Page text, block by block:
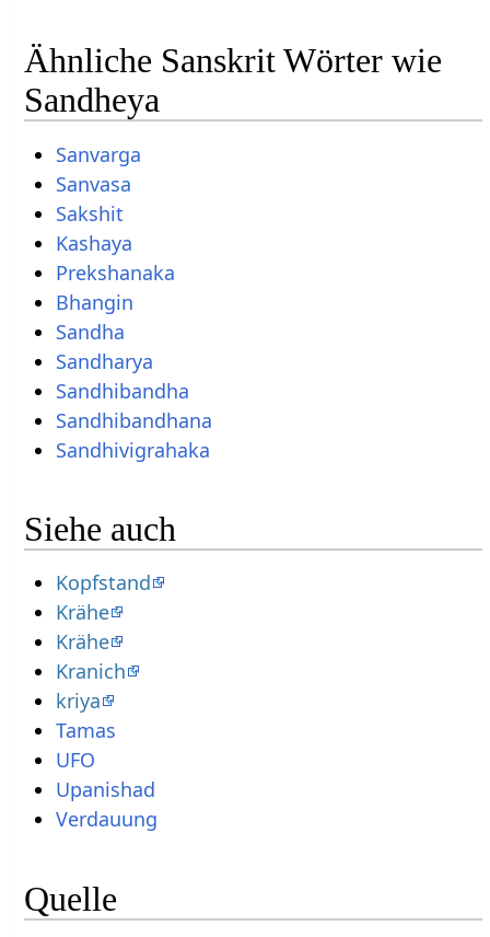
Ähnliche Sanskrit Wörter wie
Sandheya
Sanvarga
Sanvasa
Sakshit
Kashaya
Prekshanaka
Bhangin
Sandha
Sandharya
Sandhibandha
Sandhibandhana
Sandhivigrahaka
Siehe auch
Kopfstand
Krähe
Krähe
Kranich
kriya
Tamas
UFO
Upanishad
Verdauung
Quelle